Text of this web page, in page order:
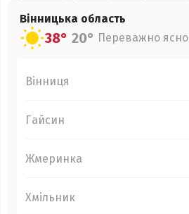
Вінницька область
38° 20° Переважно ясно
Вінниця
Гайсин
Жмеринка
Хмільник